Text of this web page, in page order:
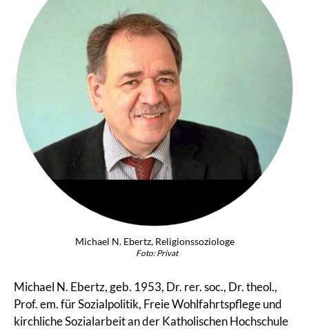
Michael N. Ebertz, Religionssoziologe
Foto: Privat
Michael N. Ebertz, geb. 1953, Dr. rer. soc., Dr. theol.,
Prof. em. für Sozialpolitik, Freie Wohlfahrtspflege und
kirchliche Sozialarbeit an der Katholischen Hochschule